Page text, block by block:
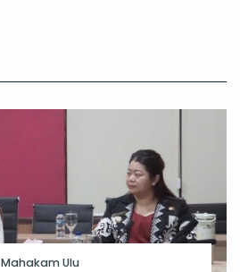
Mahakam Ulu